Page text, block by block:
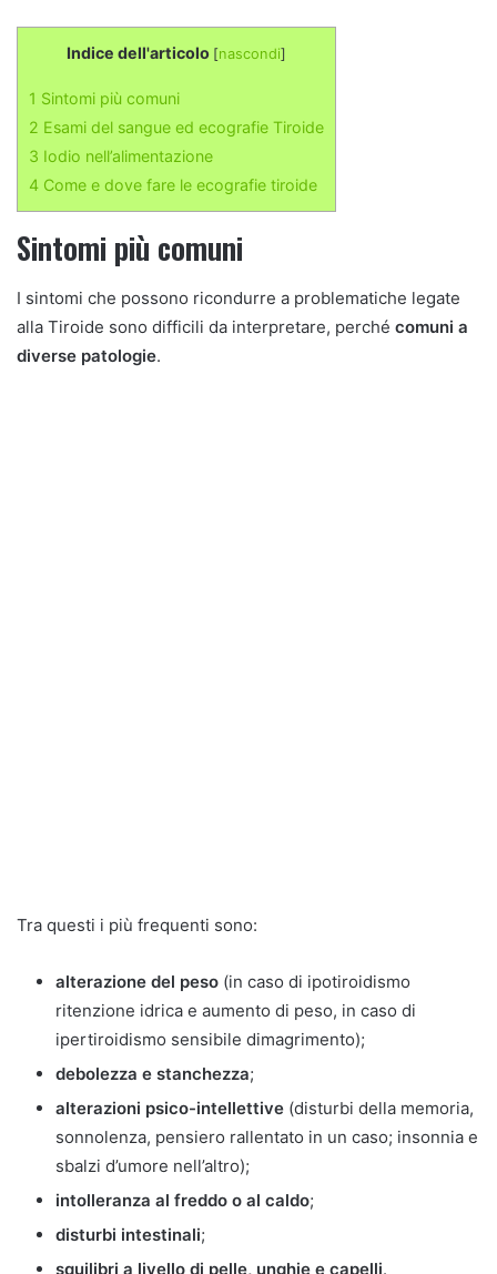
Indice dell'articolo [nascondi]
1 Sintomi più comuni
2 Esami del sangue ed ecografie Tiroide
3 Iodio nell’alimentazione
4 Come e dove fare le ecografie tiroide
Sintomi più comuni
I sintomi che possono ricondurre a problematiche legate
alla Tiroide sono difficili da interpretare, perché comuni a
diverse patologie.
Tra questi i più frequenti sono:
alterazione del peso (in caso di ipotiroidismo
ritenzione idrica e aumento di peso, in caso di
ipertiroidismo sensibile dimagrimento);
debolezza e stanchezza;
alterazioni psico-intellettive (disturbi della memoria,
sonnolenza, pensiero rallentato in un caso; insonnia e
sbalzi d’umore nell’altro);
intolleranza al freddo o al caldo;
disturbi intestinali;
squilibri a livello di pelle, unghie e capelli.